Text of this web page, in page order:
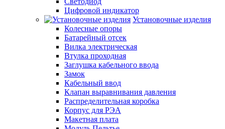
Цифровой индикатор
Установочные изделия
Колесные опоры
Батарейный отсек
Вилка электрическая
Втулка проходная
Заглушка кабельного ввода
Замок
Кабельный ввод
Клапан выравнивания давления
Распределительная коробка
Корпус для РЭА
Макетная плата